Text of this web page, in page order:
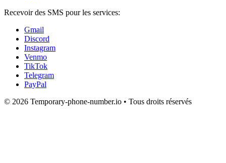
Recevoir des SMS pour les services:
Gmail
Discord
Instagram
Venmo
TikTok
Telegram
PayPal
© 2026 Temporary-phone-number.io • Tous droits réservés